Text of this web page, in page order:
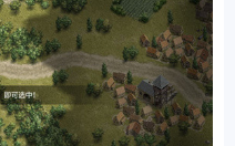
动生活购物 地图导航主题桌面